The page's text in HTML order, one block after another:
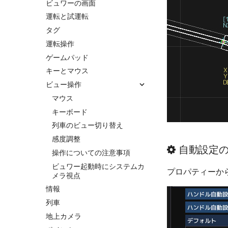
ビュワーの画面
運転と試運転
タグ
運転操作
ゲームパッド
キーとマウス
ビュー操作
マウス
キーボード
列車のビュー切り替え
感度調整
操作についての注意事項
ビュワー起動時にシステムカ
メラ視点
情報
列車
地上カメラ
自動設定
プロパティーか